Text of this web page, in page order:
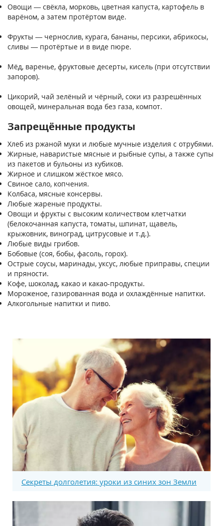
Овощи — свёкла, морковь, цветная капуста, картофель в
варёном, а затем протёртом виде.
Фрукты — чернослив, курага, бананы, персики, абрикосы,
сливы — протёртые и в виде пюре.
Мёд, варенье, фруктовые десерты, кисель (при отсутствии
запоров).
Цикорий, чай зелёный и чёрный, соки из разрешённых
овощей, минеральная вода без газа, компот.
Запрещённые продукты
Хлеб из ржаной муки и любые мучные изделия с отрубями.
Жирные, наваристые мясные и рыбные супы, а также супы
из пакетов и бульоны из кубиков.
Жирное и слишком жёсткое мясо.
Свиное сало, копчения.
Колбаса, мясные консервы.
Любые жареные продукты.
Овощи и фрукты с высоким количеством клетчатки
(белокочанная капуста, томаты, шпинат, щавель,
крыжовник, виноград, цитрусовые и т.д.).
Любые виды грибов.
Бобовые (соя, бобы, фасоль, горох).
Острые соусы, маринады, уксус, любые приправы, специи
и пряности.
Кофе, шоколад, какао и какао-продукты.
Мороженое, газированная вода и охлаждённые напитки.
Алкогольные напитки и пиво.
Секреты долголетия: уроки из синих зон Земли